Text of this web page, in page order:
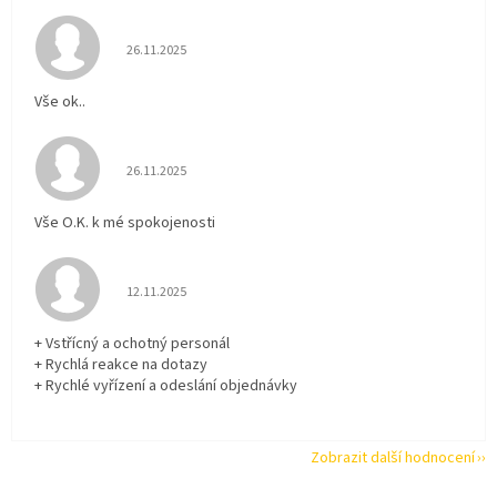
Hodnocení obchodu je 5 z 5 hvězdiček.
26.11.2025
Vše ok..
Hodnocení obchodu je 5 z 5 hvězdiček.
26.11.2025
Vše O.K. k mé spokojenosti
Hodnocení obchodu je 5 z 5 hvězdiček.
12.11.2025
+ Vstřícný a ochotný personál
+ Rychlá reakce na dotazy
+ Rychlé vyřízení a odeslání objednávky
Zobrazit další hodnocení